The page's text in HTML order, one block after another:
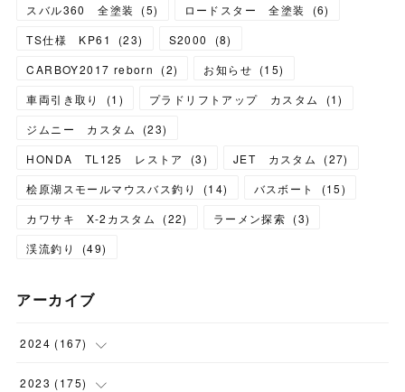
スバル360 全塗装
(5) ロードスター 全塗装 (6)
TS仕様 KP61
(23) S2000 (8)
CARBOY2017 reborn
(2) お知らせ (15)
車両引き取り
(1 ) プラドリフトアップ カスタム (1)
ジムニー カスタム
(23)
HONDA TL125 レストア
(3) JET カスタム (27)
桧原湖スモールマウスバス釣り
(14) バスボート (15)
カワサキ X-2カスタム
(22) ラーメン探索 (3)
渓流釣り
(49)
アーカイブ
2024 (167)
(11)
2023 (175)